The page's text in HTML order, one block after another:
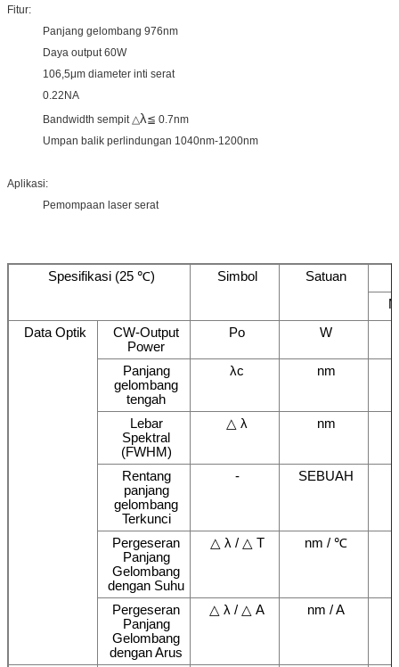
Fitur:
Panjang gelombang 976nm
Daya output 60W
106,5μm diameter inti serat
0.22NA
Bandwidth sempit △λ≦ 0.7nm
Umpan balik perlindungan 1040nm-1200nm
Aplikasi:
Pemompaan laser serat
Spesifikasi (25 ℃) Simbol
Satuan
Data Optik
CW-Output
Power
Po W
Panjang
gelombang
tengah
λc nm
Lebar
Spektral
(FWHM)
△ λ nm
Rentang
panjang
gelombang
Terkunci
- SEBUAH
Pergeseran
Panjang
Gelombang
dengan Suhu
△ λ / △ T nm / ℃
Pergeseran
Panjang
Gelombang
dengan Arus
△ λ / △ A nm / A